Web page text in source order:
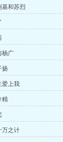
基和苏烈
杨广
扬
爱上我
精
万之计